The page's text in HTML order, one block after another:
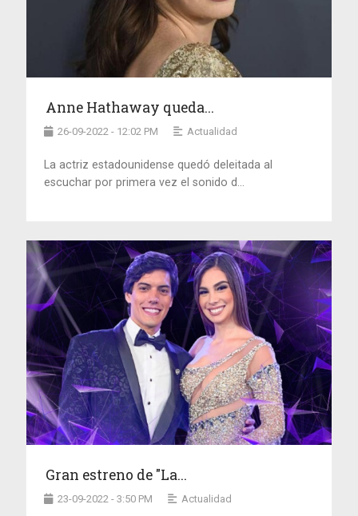
Anne Hathaway queda...
26-09-2022 - 12:02 PM Actualidad
La actriz estadounidense quedó deleitada al
escuchar por primera vez el sonido d...
Gran estreno de "La...
23-09-2022 - 3:50 PM Actualidad